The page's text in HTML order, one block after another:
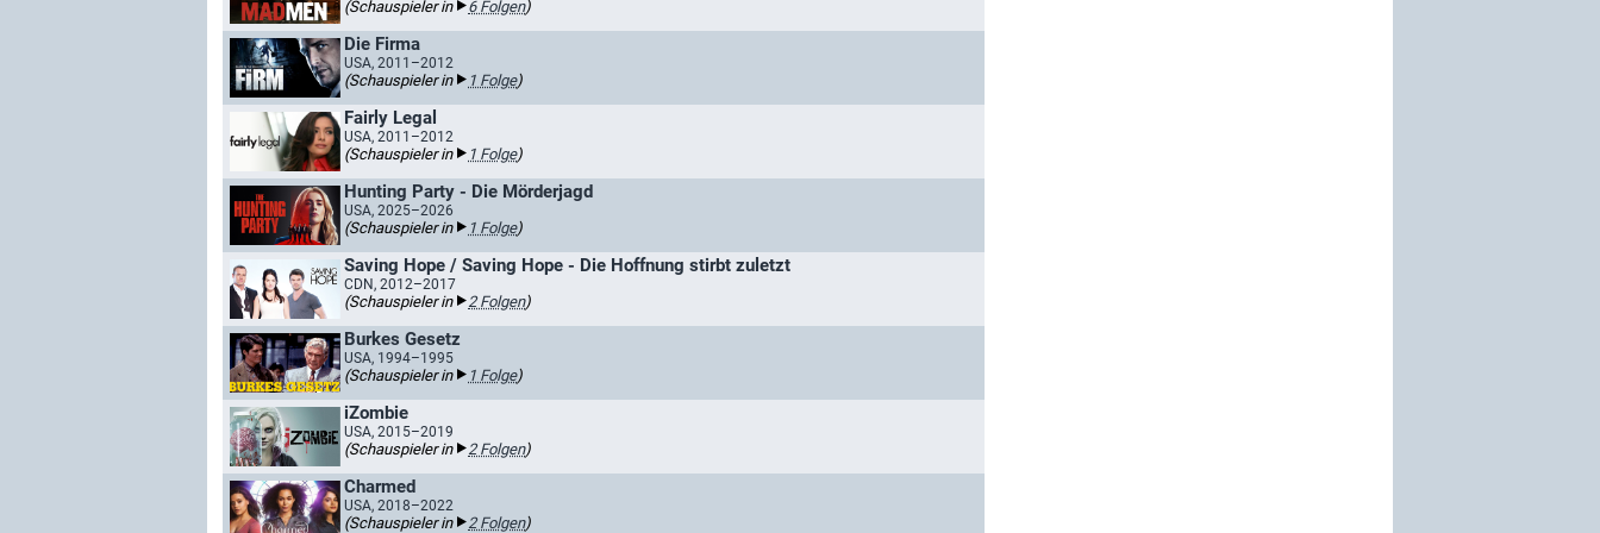
(Schauspieler in 6 Folgen)
Die Firma
USA, 2011–2012
(Schauspieler in 1 Folge)
Fairly Legal
USA, 2011–2012
(Schauspieler in 1 Folge)
Hunting Party - Die Mörderjagd
USA, 2025–2026
(Schauspieler in 1 Folge)
Saving Hope / Saving Hope - Die Hoffnung stirbt zuletzt
CDN, 2012–2017
(Schauspieler in 2 Folgen)
Burkes Gesetz
USA, 1994–1995
(Schauspieler in 1 Folge)
iZombie
USA, 2015–2019
(Schauspieler in 2 Folgen)
Charmed
USA, 2018–2022
(Schauspieler in 2 Folgen)